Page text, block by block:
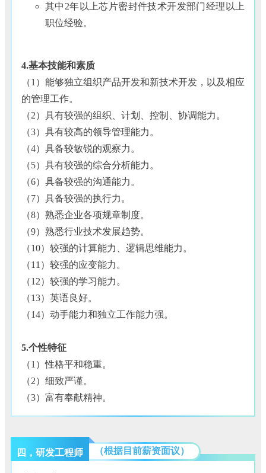
其中2年以上芯片密封件技术开发部门经理以上
职位经验。
4.基本技能和素质
（1）能够独立组织产品开发和新技术开发，以及相应
的管理工作。
（2）具有较强的组织、计划、控制、协调能力。
（3）具有较高的领导管理能力。
（4）具备较敏锐的观察力。
（5）具有较强的综合分析能力。
（6）具备较强的沟通能力。
（7）具备较强的执行力。
（8）熟悉企业各项规章制度。
（9）熟悉行业技术发展趋势。
（10）较强的计算能力、逻辑思维能力。
（11）较强的应变能力。
（12）较强的学习能力。
（13）英语良好。
（14）动手能力和独立工作能力强。
5.个性特征
（1）性格平和稳重。
（2）细致严谨。
（3）富有奉献精神。
四，研发工程师 （根据目前薪资面议）